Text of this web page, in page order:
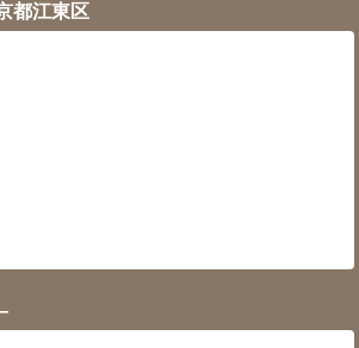
都江東区